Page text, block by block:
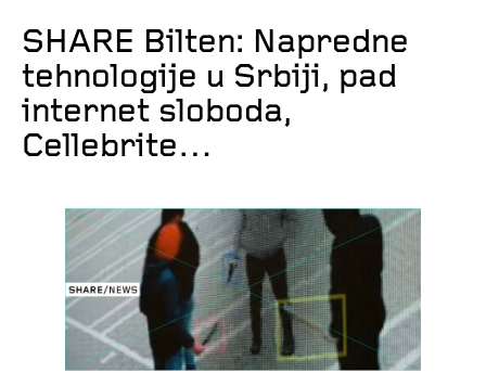
SHARE Bilten: Napredne
tehnologije u Srbiji, pad
internet sloboda,
Cellebrite…